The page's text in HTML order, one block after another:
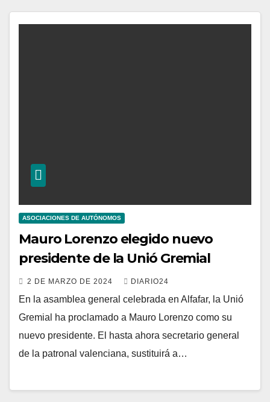
ASOCIACIONES DE AUTÓNOMOS
Mauro Lorenzo elegido nuevo
presidente de la Unió Gremial
2 DE MARZO DE 2024 DIARIO24
En la asamblea general celebrada en Alfafar, la Unió
Gremial ha proclamado a Mauro Lorenzo como su
nuevo presidente. El hasta ahora secretario general
de la patronal valenciana, sustituirá a…